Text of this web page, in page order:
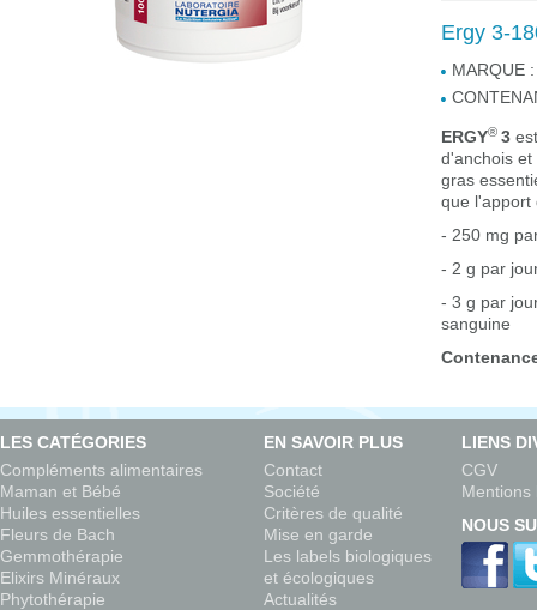
Ergy 3-
MARQUE :
ERGY® 3
d'anchois et
gras
que l'apport
- 250 mg
- 2 g par
- 3 g par
sanguine
LES CATÉGORIES
Compléments alimentaires
Maman et Bébé
Huiles essentielles
Fleurs de Bach
Gemmothérapie
Elixirs Minéraux
Phytothérapie
EN SAVOIR PLUS
Contact
Société
Critères de qualité
Mise en garde
Les labels biologiques
et écologiques
Actualités
LIENS
CGV
Mentions
NOUS